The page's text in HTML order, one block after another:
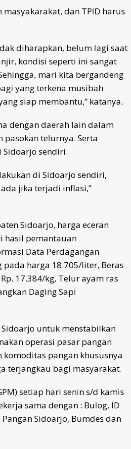
dan TPID harus
diharapkan, belum lagi saat
kondisi seperti ini sangat
mari kita bergandeng
yang terkena musibah
siap membantu,” katanya.
dengan daerah lain dalam
telurnya. Serta
sendiri.
di Sidoarjo sendiri,
jika terjadi inflasi,”
Sidoarjo, harga eceran
hasil pemantauan
Data Perdagangan
harga 18.705/liter, Beras
17.384/kg, Telur ayam ras
Daging Sapi
untuk menstabilkan
operasi pasar pangan
pangan khususnya
terjangkau bagi masyarakat.
setiap hari senin s/d kamis
sama dengan : Bulog, ID
Pangan Sidoarjo, Bumdes dan